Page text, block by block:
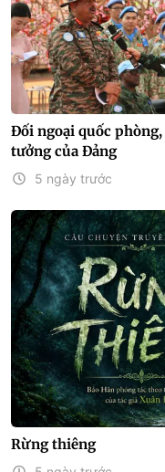
Đối ngoại quốc phòng,
tưởng của Đảng
5 ngày trước
Rừng thiêng